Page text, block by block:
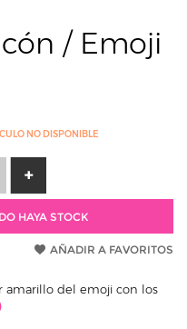
/ Emoji
NO DISPONIBLE
HAYA STOCK
AÑADIR A FAVORITOS
amarillo del emoji con los